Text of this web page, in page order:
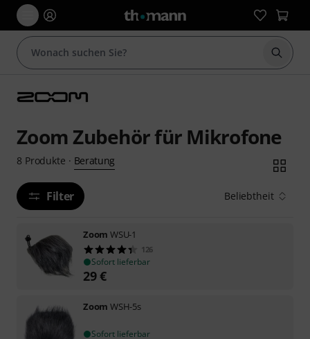
Suche
Zoom Zubehör für Mikrofone
8 Produkte · Beratung
Filter Beliebtheit
Zoom WSU-1
126
Sofort lieferbar
29€
Zoom WSH-5s
Sofort lieferbar